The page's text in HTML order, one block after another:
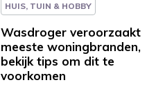
HUIS, TUIN & HOBBY
Wasdroger veroorzaakt
meeste woningbranden,
bekijk tips om dit te
voorkomen